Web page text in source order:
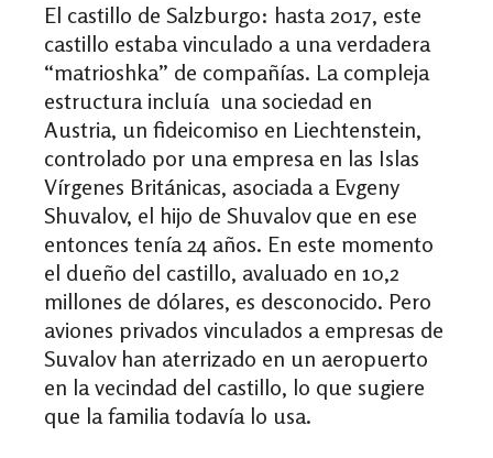
El castillo de Salzburgo: hasta 2017, este
castillo estaba vinculado a una verdadera
“matrioshka” de compañías. La compleja
estructura incluía una sociedad en
Austria, un fideicomiso en Liechtenstein,
controlado por una empresa en las Islas
Vírgenes Británicas, asociada a Evgeny
Shuvalov, el hijo de Shuvalov que en ese
entonces tenía 24 años. En este momento
el dueño del castillo, avaluado en 10,2
millones de dólares, es desconocido. Pero
aviones privados vinculados a empresas de
Suvalov han aterrizado en un aeropuerto
en la vecindad del castillo, lo que sugiere
que la familia todavía lo usa.